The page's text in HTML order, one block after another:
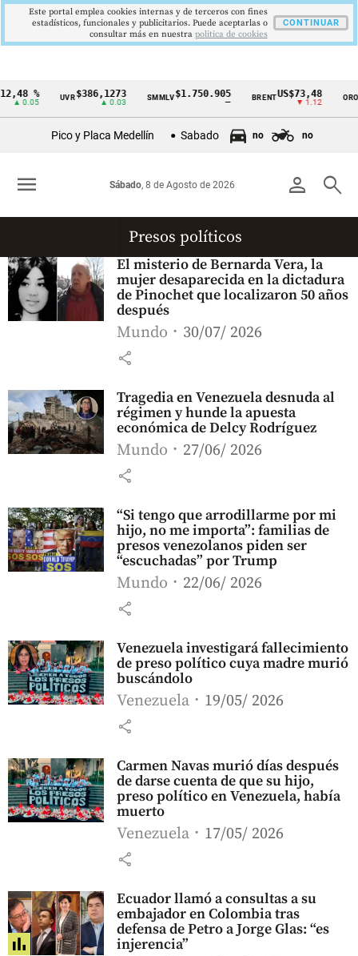
Cintillo
Colombia
%
▲ 0.05
UVR$386,1273
▲ 0.03
SMMLV $1.750.905
—
BRENTUS$73,48
▼ 1.12
ORO
Pico y Placa Medellín Sabado no no
person search
Sábado, 8 de Agosto de 2026
menu
Presos políticos
El misterio de Bernarda Vera, la
mujer desaparecida en la dictadura
de Pinochet que localizaron 50 años
después
Mundo 30/07/ 2026
share
Tragedia en Venezuela desnuda al
régimen y hunde la apuesta
económica de Delcy Rodríguez
Mundo 27/06/ 2026
share
“Si tengo que arrodillarme por mi
hijo, no me importa”: familias de
presos venezolanos piden ser
“escuchadas” por Trump
Mundo 22/06/ 2026
share
Venezuela investigará fallecimiento
de preso político cuya madre murió
buscándolo
Venezuela 19/05/ 2026
share
Carmen Navas murió días después
de darse cuenta de que su hijo,
preso político en Venezuela, había
muerto
Venezuela 17/05/ 2026
share
Ecuador llamó a consultas a su
embajador en Colombia tras
defensa de Petro a Jorge Glas: “es
injerencia”
Este portal emplea cookies internas y de terceros con fines
estadísticos, funcionales y publicitarios. Puede aceptarlas o
consultar más en nuestra politica de cookies
CONTINUAR